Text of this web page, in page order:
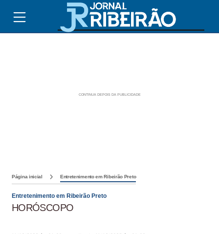
Página inicial Entretenimento em Ribeirão Preto
Entretenimento em Ribeirão Preto
HORÓSCOPO